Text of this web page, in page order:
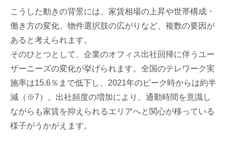
こうした動きの背景には、家賃相場の上昇や世帯構成・
働き方の変化、物件選択肢の広がりなど、複数の要因が
あると考えられます。
そのひとつとして、企業のオフィス出社回帰に伴うユー
ザーニーズの変化が挙げられます。全国のテレワーク実
施率は15.6％まで低下し、2021年のピーク時からは約半
減（※7）。出社頻度の増加により、通勤時間を意識し
ながらも家賃を抑えられるエリアへと関心が移っている
様子がうかがえます。